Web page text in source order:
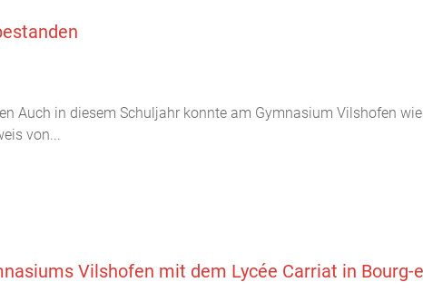
Auch in diesem Schuljahr konnte am Gymnasium Vilshofen
von...
Vilshofen mit dem Lycée Carriat in Bourg-